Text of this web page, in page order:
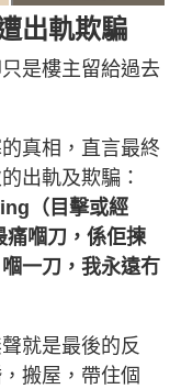
出軌欺騙
是樓主留給過去
真相，直言最終
出軌及欺騙：
（目擊或經
痛嗰刀，係佢揀
一刀，我永遠冇
就是最後的反
搬屋，帶住個